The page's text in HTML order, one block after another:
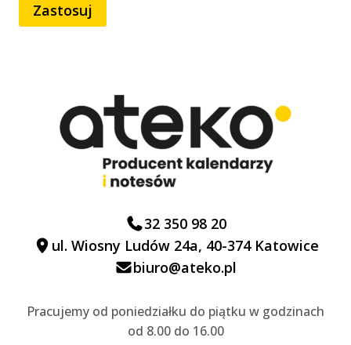
Zastosuj
32 350 98 20
ul. Wiosny Ludów 24a, 40-374 Katowice
biuro@ateko.pl
Pracujemy od poniedziałku do piątku w godzinach
od 8.00 do 16.00